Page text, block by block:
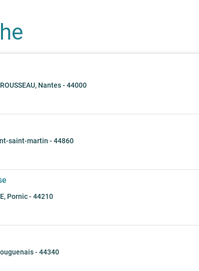
Nantes - 44000
saint-martin - 44860
Pornic - 44210
- 44340